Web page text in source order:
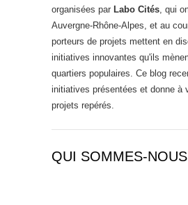
organisées par Labo Cités, qui
Auvergne-Rhône-Alpes, et au
porteurs de projets mettent en
initiatives innovantes qu'ils
quartiers populaires. Ce blog
initiatives présentées et donne à
projets repérés.
QUI SOMMES-